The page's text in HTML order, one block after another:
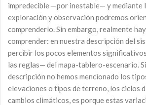
impredecible —por inestable— y mediante
exploración y observación podremos
comprenderlo. Sin embargo, realmente
comprender: en nuestra descripción del
percibir los pocos elementos
las reglas— del mapa-tablero-escenario.
descripción no hemos mencionado los
elevaciones o tipos de terreno, los ciclos
cambios climáticos, es porque estas